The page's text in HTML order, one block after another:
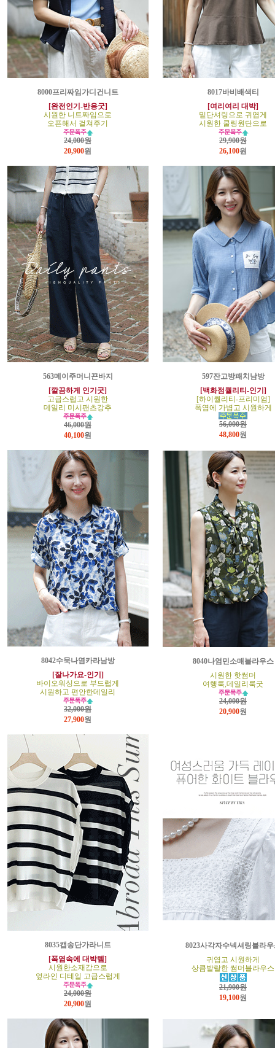
8000프리짜임가디건니트
[완전인기-반응굿]
시원한 니트짜임으로
오픈해서 걸쳐주기
24,000원
20,900원
8017바비배색티
[여리여리 대박]
밑단셔링으로 귀엽게
시원한 쿨링원단으로
29,900원
26,100원
563메이주머니끈바지
[깔끔하게 인기굿]
고급스럽고 시원한
데일리 미시팬츠강추
46,000원
40,100원
597잔고방패치남방
[백화점퀄리티-인기]
[하이퀄리티-프리미엄]
폭염에 가볍고 시원하게
56,000원
48,800원
8042수묵나염카라남방
[잘나가요-인기]
바이오워싱으로 부드럽게
시원하고 편안한데일리
32,000원
27,900원
8040나염민소매블라우스
시원한 핫썸머
여행룩,데일리룩굿
24,000원
20,900원
8035캡송단가라니트
[폭염속에 대박템]
시원한소재감으로
옆라인 디테일 고급스럽게
24,000원
20,900원
8023사각자수넥셔링블라우
귀엽고 시원하게
상큼발랄한 썸머블라우스
21,900원
19,100원